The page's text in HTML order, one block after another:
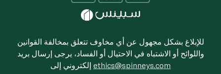
للإبلاغ بشكل مجهول عن أي مخاوف تتعلق بمخالفة القوانين
واللوائح أو الاشتباه في الاحتيال أو الفساد، يرجى إرسال بريد
ethics@spinneys.com